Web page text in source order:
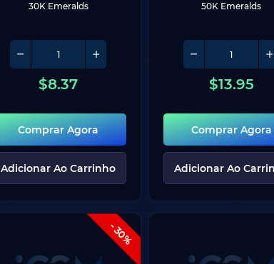
30K Emeralds
$8.37
Comprar Agora
Adicionar Ao Carrinho
50K Emeralds
$13.95
Comprar Agora
Adicionar Ao
- 30%